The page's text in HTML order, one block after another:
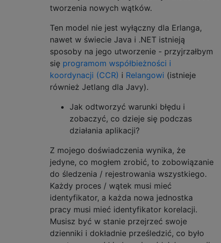
tworzenia nowych wątków.
Ten model nie jest wyłączny dla Erlanga,
nawet w świecie Java i .NET istnieją
sposoby na jego utworzenie - przyjrzałbym
się programom współbieżności i
koordynacji (CCR) i Relangowi (istnieje
również Jetlang dla Javy).
Jak odtworzyć warunki błędu i
zobaczyć, co dzieje się podczas
działania aplikacji?
Z mojego doświadczenia wynika, że ​​
jedyne, co mogłem zrobić, to zobowiązanie
do śledzenia / rejestrowania wszystkiego.
Każdy proces / wątek musi mieć
identyfikator, a każda nowa jednostka
pracy musi mieć identyfikator korelacji.
Musisz być w stanie przejrzeć swoje
dzienniki i dokładnie prześledzić, co było